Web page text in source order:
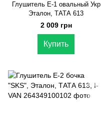
Глушитель E-1 овальный Укр
Эталон, ТАТА 613
2 009 грн
Купить